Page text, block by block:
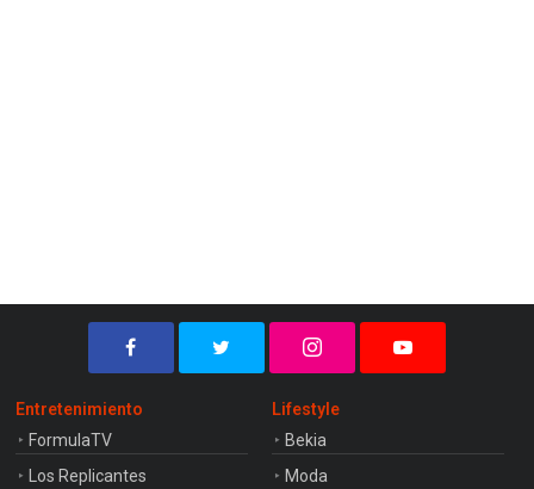
Entretenimiento
FormulaTV
Los Replicantes
Lifestyle
Bekia
Moda